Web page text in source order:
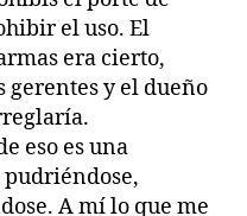
el uso. El
era cierto,
gerentes y el dueño
eso es una
pudriéndose,
A mí lo que me